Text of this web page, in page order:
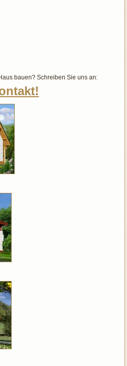
bauen? Schreiben Sie uns an: